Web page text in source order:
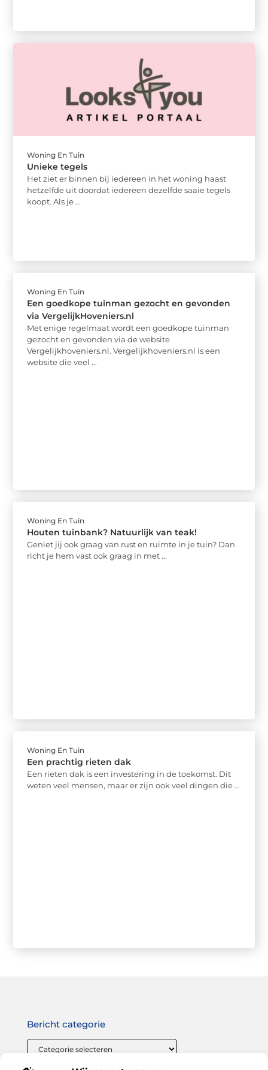
Woning En Tuin
Unieke tegels
Het ziet er binnen bij iedereen in het woning haast
hetzelfde uit doordat iedereen dezelfde saaie tegels
koopt. Als je ...
Woning En Tuin
Een goedkope tuinman gezocht en gevonden
via VergelijkHoveniers.nl
Met enige regelmaat wordt een goedkope tuinman
gezocht en gevonden via de website
Vergelijkhoveniers.nl. Vergelijkhoveniers.nl is een
website die veel ...
Woning En Tuin
Houten tuinbank? Natuurlijk van teak!
Geniet jij ook graag van rust en ruimte in je tuin? Dan
richt je hem vast ook graag in met ...
Woning En Tuin
Een prachtig rieten dak
Een rieten dak is een investering in de toekomst. Dit
weten veel mensen, maar er zijn ook veel dingen die ...
Bericht categorie